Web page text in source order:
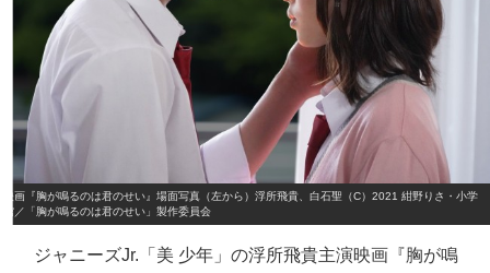
映画『胸が鳴るのは君のせい』場面写真（左から）浮所飛貴、白石聖（C）2021 紺野りさ・小学
館／「胸が鳴るのは君のせい」製作委員会
ジャニーズJr.「美 少年」の浮所飛貴主演映画『胸が鳴